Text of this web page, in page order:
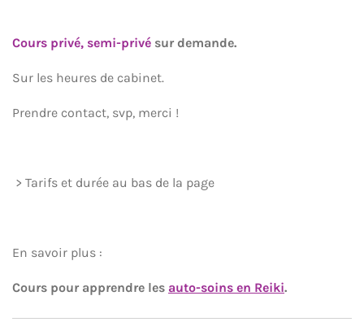
Cours privé, semi-privé sur demande.
Sur les heures de cabinet.
Prendre contact, svp, merci !
> Tarifs et durée au bas de la page
En savoir plus :
Cours pour apprendre les auto-soins en Reiki.